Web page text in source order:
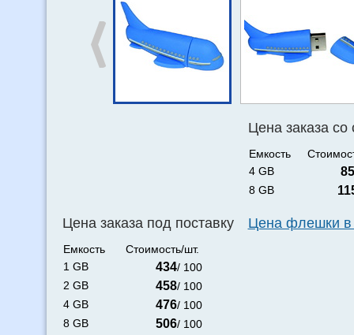
Цена заказа под поставку
Емкость
Стоимость/шт.
1 GB
434/ 100
2 GB
458/ 100
4 GB
476/ 100
8 GB
506/ 100
Цена заказа со
Емкость
4 GB
8 GB
Цена флешки в